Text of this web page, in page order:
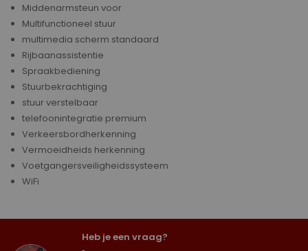
Middenarmsteun voor
Multifunctioneel stuur
multimedia scherm standaard
Rijbaanassistentie
Spraakbediening
Stuurbekrachtiging
stuur verstelbaar
telefoonintegratie premium
Verkeersbordherkenning
Vermoeidheids herkenning
Voetgangersveiligheidssysteem
WiFi
Heb je een vraag?